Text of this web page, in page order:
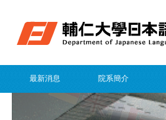
最新消息 院系簡介